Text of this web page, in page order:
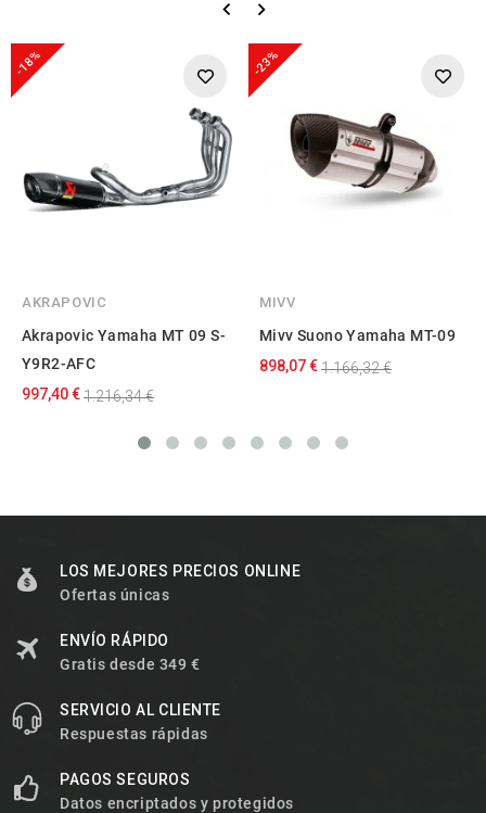
-18%
AKRAPOVIC
Akrapovic Yamaha MT 09 S-
Y9R2-AFC
997,40 €1.216,34 €
-23%
MIVV
Mivv Suono Yamaha MT-09
898,07 €1.166,32 €
LOS MEJORES PRECIOS ONLINE
Ofertas únicas
ENVÍO RÁPIDO
Gratis desde 349 €
SERVICIO AL CLIENTE
Respuestas rápidas
PAGOS SEGUROS
Datos encriptados y protegidos